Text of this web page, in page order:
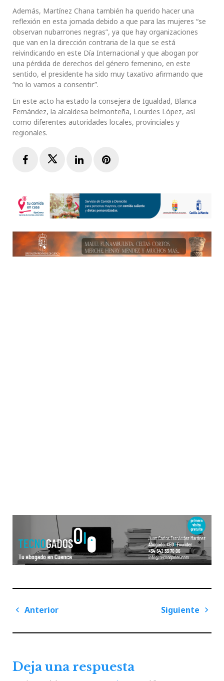
Además, Martínez Chana también ha querido hacer una
reflexión en esta jornada debido a que para las mujeres “se
observan nubarrones negras”, ya que hay organizaciones
que van en la dirección contraria de la que se está
reivindicando en este Día Internacional y que abogan por
una pérdida de derechos del género femenino, en este
sentido, el presidente ha sido muy taxativo afirmando que
“no lo vamos a consentir”.
En este acto ha estado la consejera de Igualdad, Blanca
Fernández, la alcaldesa belmonteña, Lourdes López, así
como diferentes autoridades locales, provinciales y
regionales.
FacebookTwitterLinkedInPinterest
Navegación
entradas
Anterior
Siguiente
Deja una respuesta